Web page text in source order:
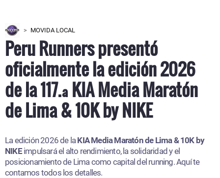
MOVIDA LOCAL
Peru Runners presentó
oficialmente la edición 2026
de la 117.ª KIA Media Maratón
de Lima & 10K by NIKE
La edición 2026 de la KIA Media Maratón de Lima & 10K by
NIKEimpulsará el alto rendimiento, la solidaridad y el
posicionamiento de Lima como capital del running. Aquí te
contamos todos los detalles.